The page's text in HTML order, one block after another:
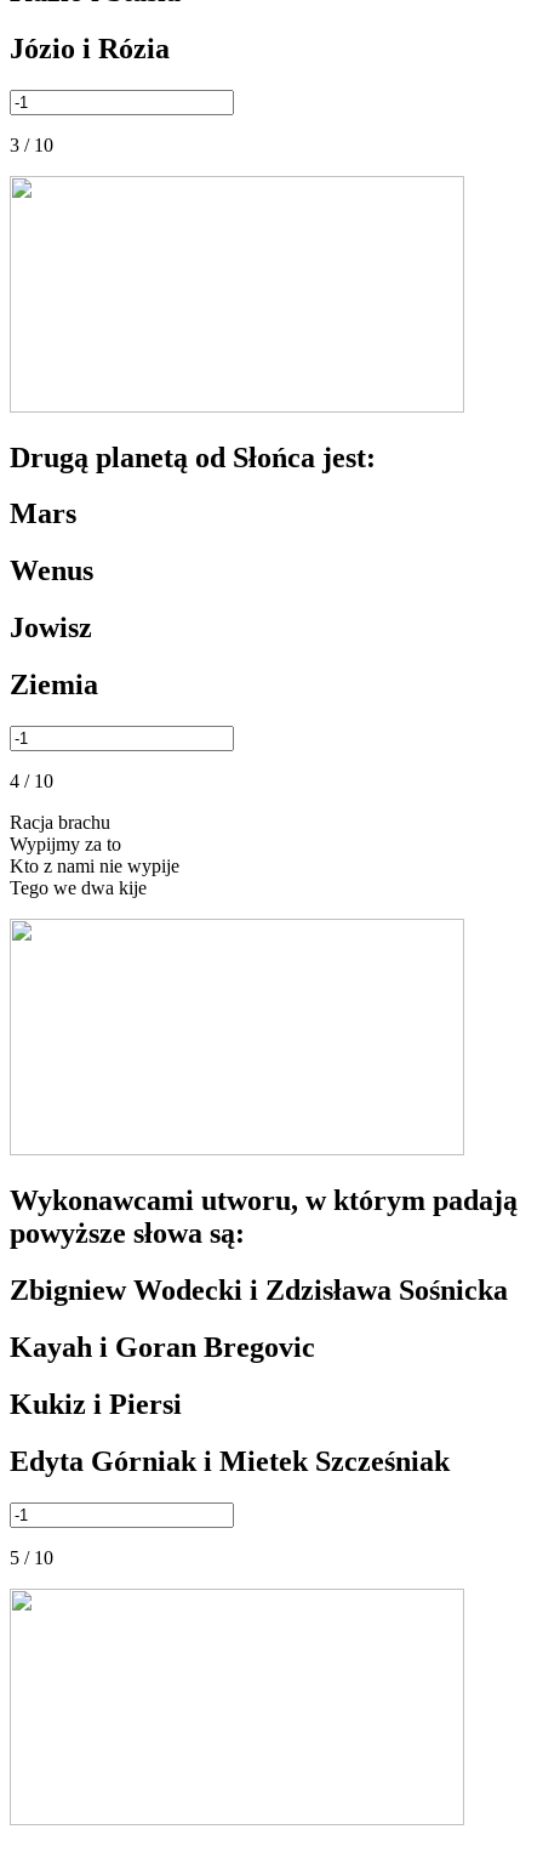
Józio i Rózia
3 / 10
Drugą planetą od Słońca jest:
Mars
Wenus
Jowisz
Ziemia
4 / 10
Racja brachu
Wypijmy za to
Kto z nami nie wypije
Tego we dwa kije
Wykonawcami utworu, w którym padają
powyższe słowa są:
Zbigniew Wodecki i Zdzisława Sośnicka
Kayah i Goran Bregovic
Kukiz i Piersi
Edyta Górniak i Mietek Szcześniak
5 / 10